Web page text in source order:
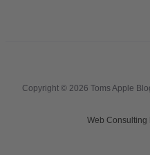
Copyright © 2026 Toms Apple
Web Consulting